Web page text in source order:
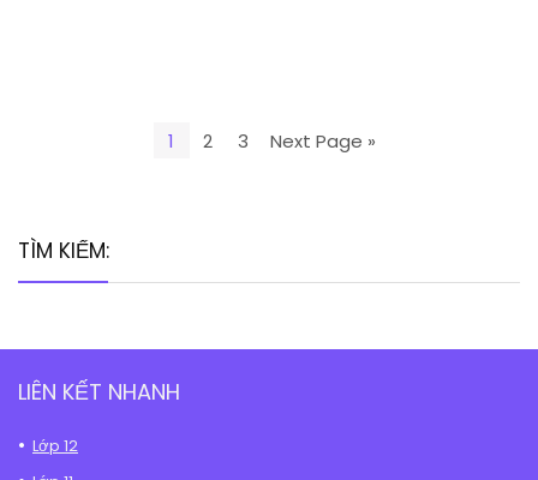
1 2 3 Next Page »
TÌM KIẾM:
LIÊN KẾT NHANH
Lớp 12